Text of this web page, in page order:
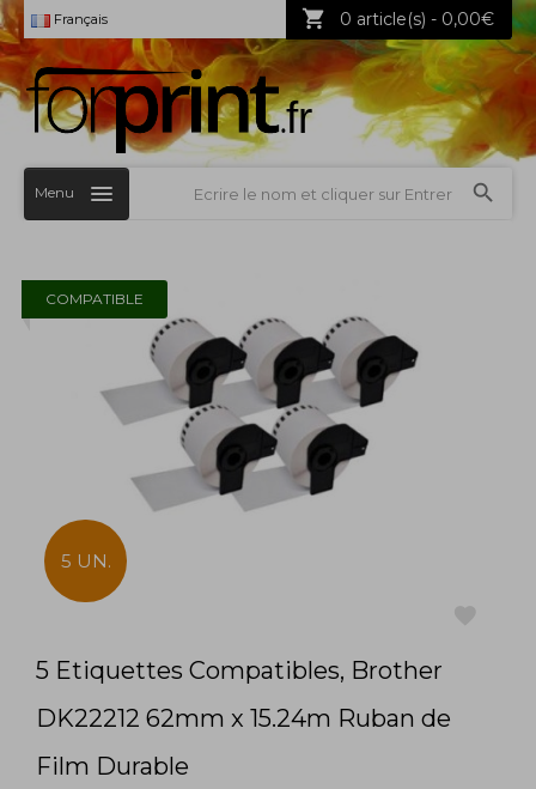
Français 0 article(s) - 0,00€
Menu
COMPATIBLE
5 UN.
5 Etiquettes Compatibles, Brother
DK22212 62mm x 15.24m Ruban de
Film Durable